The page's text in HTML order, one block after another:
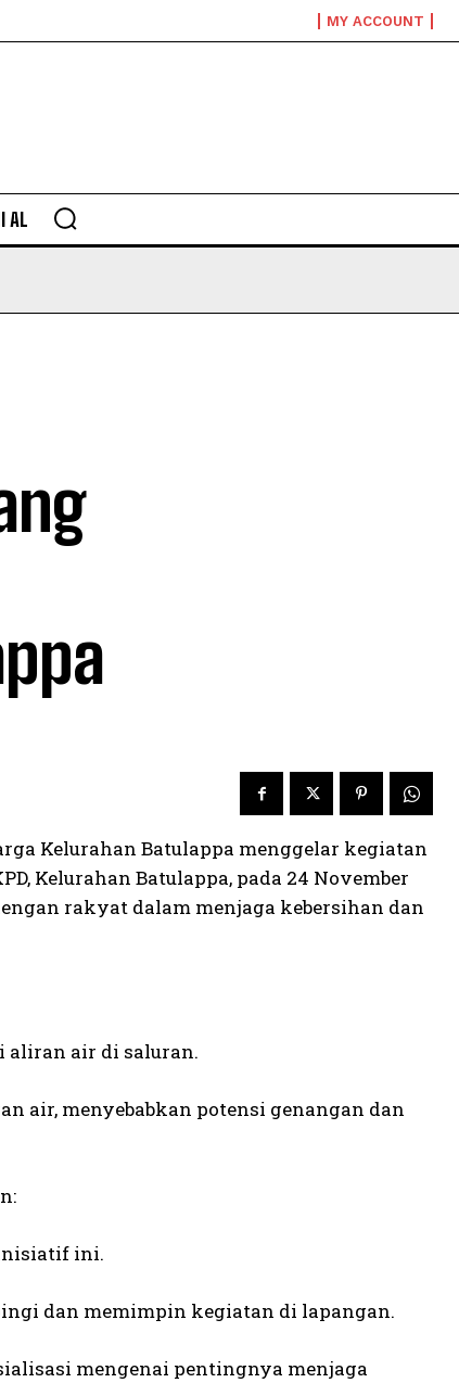
MY ACCOUNT
AL
Kelurahan Batulappa menggelar kegiatan
Kelurahan Batulappa, pada 24 November
rakyat dalam menjaga kebersihan dan
aliran air di saluran.
air, menyebabkan potensi genangan dan
ini.
dan memimpin kegiatan di lapangan.
mengenai pentingnya menjaga